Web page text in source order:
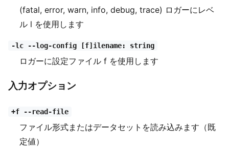
(fatal, error, warn, info, debug, trace) ロガーにレベ
ル l を使用します
-lc --log-config [f]ilename: string
ロガーに設定ファイル f を使用します
入力オプション
+f --read-file
ファイル形式またはデータセットを読み込みます（既
定値）